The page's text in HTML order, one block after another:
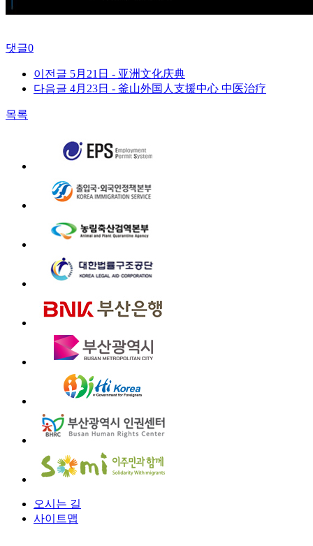
댓글0
이전글 5月21日 - 亚洲文化庆典
다음글 4月23日 - 釜山外国人支援中心 中医治疗
목록
오시는 길
사이트맵